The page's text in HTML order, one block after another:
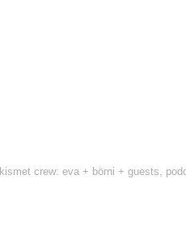
kismet crew: eva + börni + guests,